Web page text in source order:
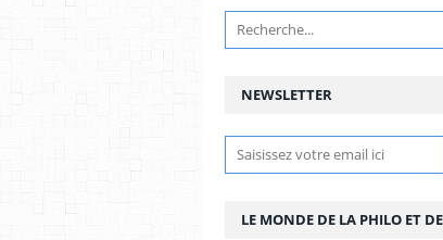
NEWSLETTER
LE MONDE DE LA PHILO ET